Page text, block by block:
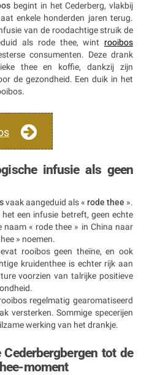
begint in het Cederberg, vlakbij
enkele honderden jaren terug.
van de roodachtige struik de
als rode thee, wint rooibos
consumenten. Deze drank
thee en koffie, dankzij zijn
de gezondheid. Een duik in het
infusie als geen
vaak aangeduid als « rode thee ».
een infusie betreft, geen echte
naam « rode thee » in China naar
» noemen.
rooibos geen theïne, en ook
kruidenthee is echter rijk aan
voorzien van talrijke positieve
regelmatig gearomatiseerd
versterken. Sommige specerijen
werking van het drankje.
tot de
moment